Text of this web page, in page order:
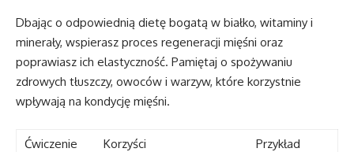
Dbając o odpowiednią dietę bogatą w białko, witaminy i
minerały, wspierasz proces regeneracji mięśni oraz
poprawiasz ich elastyczność. Pamiętaj o spożywaniu
zdrowych tłuszczy, owoców i warzyw, które korzystnie
wpływają na kondycję mięśni.
Ćwiczenie Korzyści
Przykład